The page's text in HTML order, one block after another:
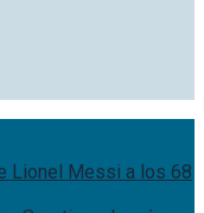
Lionel Messi a los 68